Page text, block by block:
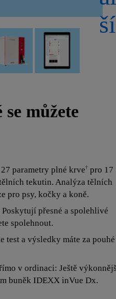
ší
můžete
parametry plné krve† pro 17
tekutin. Analýza tělních
pro psy, kočky a koně.
přesné a spolehlivé
spolehnout.
test a výsledky máte za pouhé
v ordinaci: Ještě
buněk IDEXX inVue Dx.